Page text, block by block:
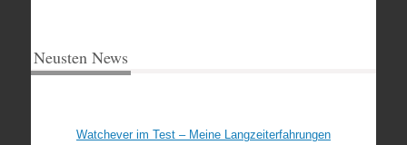
Neusten News
Watchever im Test – Meine Langzeiterfahrungen